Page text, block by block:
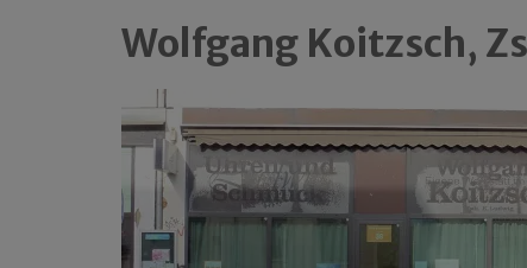
Wolfgang Koitzsch,